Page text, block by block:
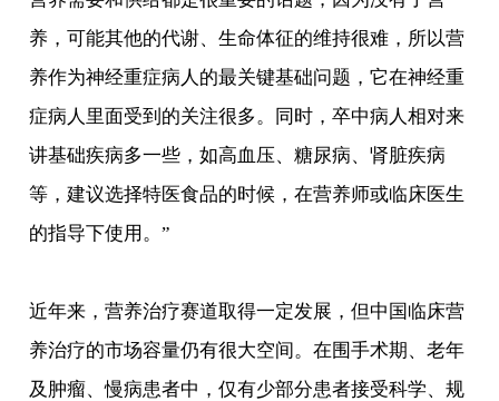
养，可能其他的代谢、生命体征的维持很难，所以营
养作为神经重症病人的最关键基础问题，它在神经重
症病人里面受到的关注很多。同时，卒中病人相对来
讲基础疾病多一些，如高血压、糖尿病、肾脏疾病
等，建议选择特医食品的时候，在营养师或临床医生
的指导下使用。”
近年来，营养治疗赛道取得一定发展，但中国临床营
养治疗的市场容量仍有很大空间。在围手术期、老年
及肿瘤、慢病患者中，仅有少部分患者接受科学、规